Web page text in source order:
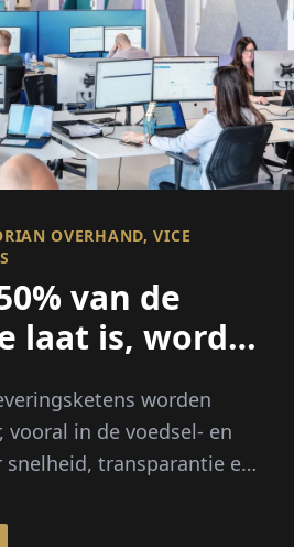
OVERHAND, VICE
van de
laat is, wordt
worden
vooral in de voedsel- en
snelheid, transparantie en